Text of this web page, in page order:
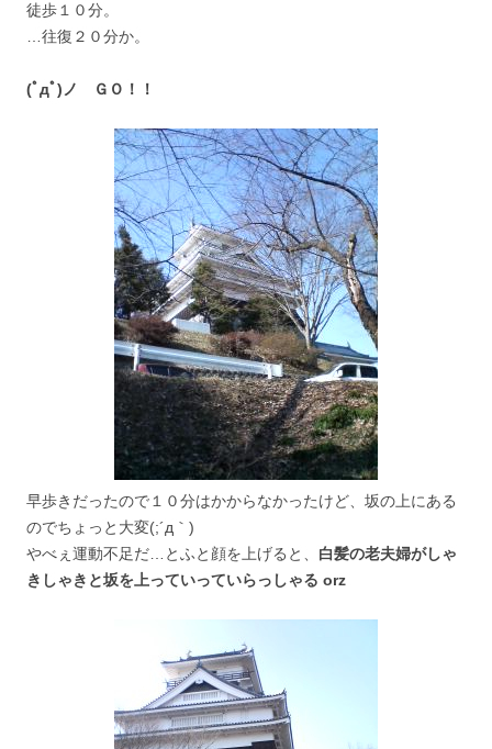
徒歩１０分。
…往復２０分か。
(ﾟдﾟ)ノ ＧＯ！！
早歩きだったので１０分はかからなかったけど、坂の上にある
のでちょっと大変(;´д｀)
やべぇ運動不足だ…とふと顔を上げると、 白髪の老夫婦がしゃ
きしゃきと坂を上っていっていらっしゃる orz